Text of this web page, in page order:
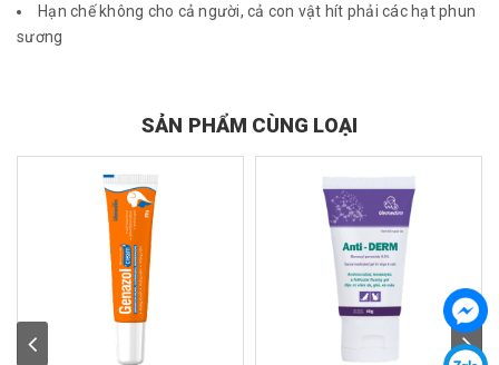
Hạn chế không cho cả người, cả con vật hít phải các hạt phun
sương
SẢN PHẨM CÙNG LOẠI